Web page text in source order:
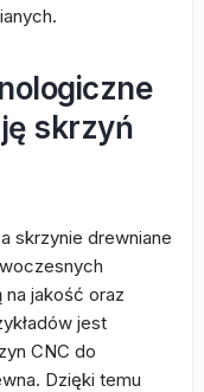
skrzyń
skrzynie drewniane
jakość oraz
jest
CNC do
Dzięki temu